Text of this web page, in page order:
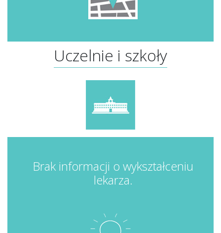
Uczelnie i szkoły
Brak informacji o wykształceniu
lekarza.